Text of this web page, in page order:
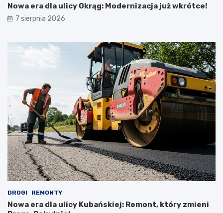
Nowa era dla ulicy Okrąg: Modernizacja już wkrótce!
7 sierpnia 2026
DROGI REMONTY
Nowa era dla ulicy Kubańskiej: Remont, który zmieni